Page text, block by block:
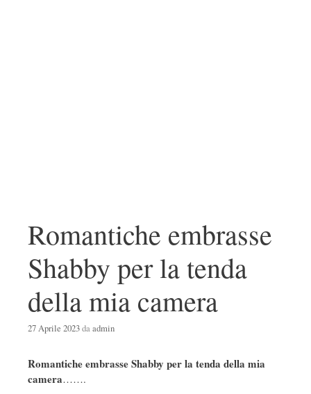
Romantiche embrasse
Shabby per la tenda
della mia camera
27 Aprile 2023daadmin
Romantiche embrasse Shabby per la tenda della mia
camera…….